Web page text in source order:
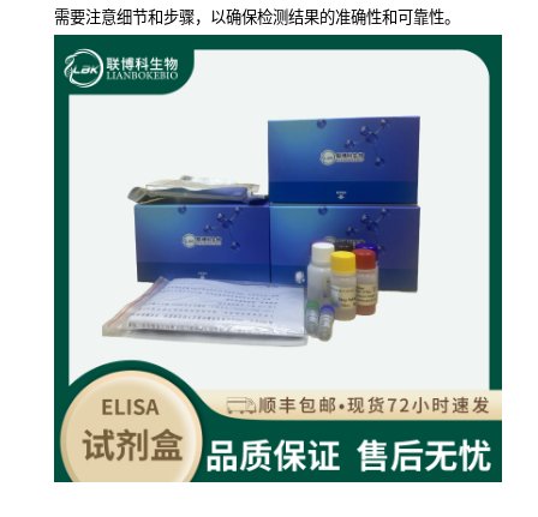
需要注意细节和步骤，以确保检测结果的准确性和可靠性。